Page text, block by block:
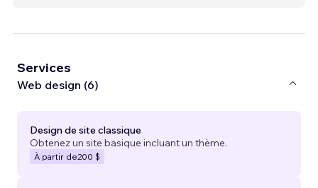
Services
Web design (6)
Design de site classique
Obtenez un site basique incluant un thème.
À partir de200 $